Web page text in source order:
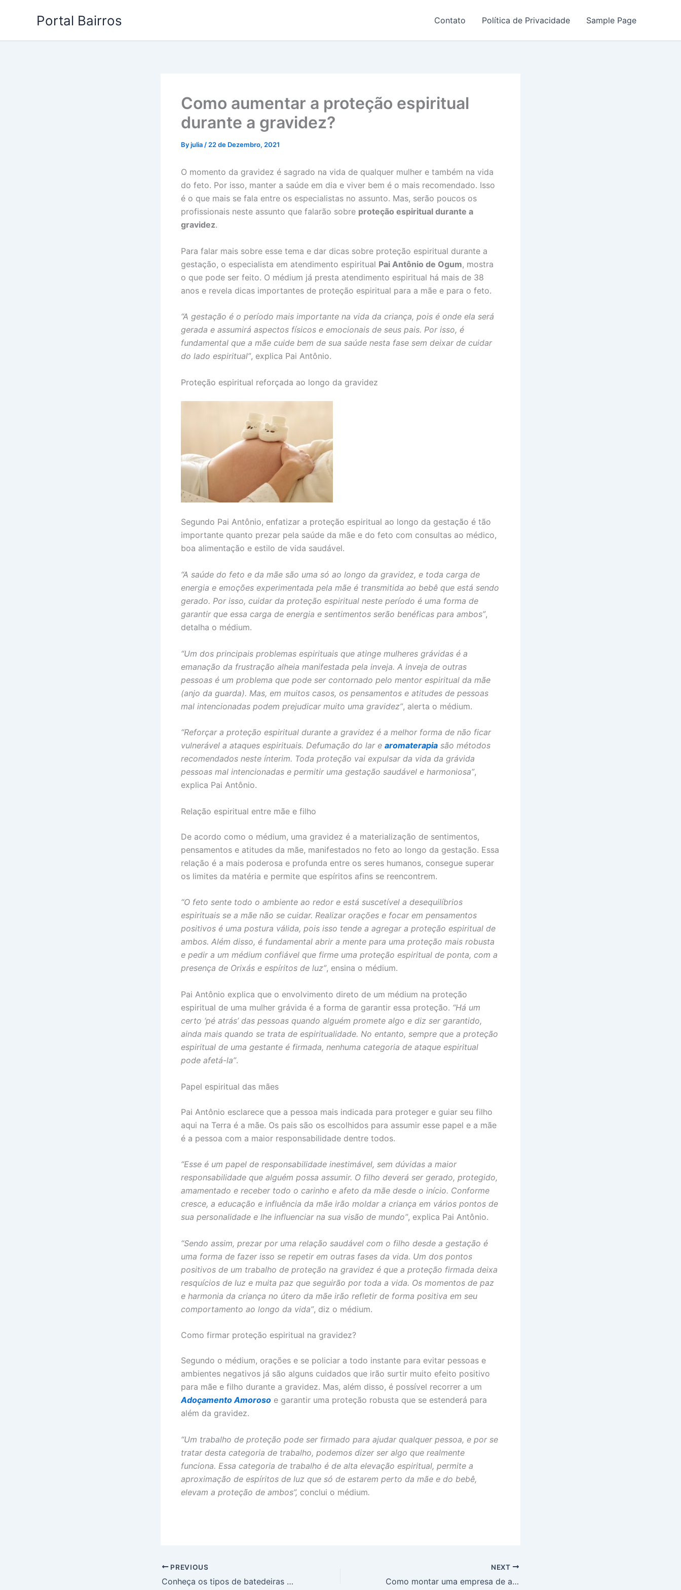
Portal Bairros Contato Política de Privacidade Sample Page
Como aumentar a proteção espiritual
durante a gravidez?
Byjulia / 22 de Dezembro, 2021
O momento da gravidez é sagrado na vida de qualquer mulher e também na vida
do feto. Por isso, manter a saúde em dia e viver bem é o mais recomendado. Isso
é o que mais se fala entre os especialistas no assunto. Mas, serão poucos os
profissionais neste assunto que falarão sobre proteção espiritual durante a
gravidez.
Para falar mais sobre esse tema e dar dicas sobre proteção espiritual durante a
gestação, o especialista em atendimento espiritual Pai Antônio de Ogum, mostra
o que pode ser feito. O médium já presta atendimento espiritual há mais de 38
anos e revela dicas importantes de proteção espiritual para a mãe e para o feto.
“A gestação é o período mais importante na vida da criança, pois é onde ela será
gerada e assumirá aspectos físicos e emocionais de seus pais. Por isso, é
fundamental que a mãe cuide bem de sua saúde nesta fase sem deixar de cuidar
do lado espiritual”, explica Pai Antônio.
Proteção espiritual reforçada ao longo da gravidez
Segundo Pai Antônio, enfatizar a proteção espiritual ao longo da gestação é tão
importante quanto prezar pela saúde da mãe e do feto com consultas ao médico,
boa alimentação e estilo de vida saudável.
“A saúde do feto e da mãe são uma só ao longo da gravidez, e toda carga de
energia e emoções experimentada pela mãe é transmitida ao bebê que está sendo
gerado. Por isso, cuidar da proteção espiritual neste período é uma forma de
garantir que essa carga de energia e sentimentos serão benéficas para ambos”,
detalha o médium.
“Um dos principais problemas espirituais que atinge mulheres grávidas é a
emanação da frustração alheia manifestada pela inveja. A inveja de outras
pessoas é um problema que pode ser contornado pelo mentor espiritual da mãe
(anjo da guarda). Mas, em muitos casos, os pensamentos e atitudes de pessoas
mal intencionadas podem prejudicar muito uma gravidez”, alerta o médium.
“Reforçar a proteção espiritual durante a gravidez é a melhor forma de não ficar
vulnerável a ataques espirituais. Defumação do lar e aromaterapia são métodos
recomendados neste ínterim. Toda proteção vai expulsar da vida da grávida
pessoas mal intencionadas e permitir uma gestação saudável e harmoniosa”,
explica Pai Antônio.
Relação espiritual entre mãe e filho
De acordo como o médium, uma gravidez é a materialização de sentimentos,
pensamentos e atitudes da mãe, manifestados no feto ao longo da gestação. Essa
relação é a mais poderosa e profunda entre os seres humanos, consegue superar
os limites da matéria e permite que espíritos afins se reencontrem.
“O feto sente todo o ambiente ao redor e está suscetível a desequilíbrios
espirituais se a mãe não se cuidar. Realizar orações e focar em pensamentos
positivos é uma postura válida, pois isso tende a agregar a proteção espiritual de
ambos. Além disso, é fundamental abrir a mente para uma proteção mais robusta
e pedir a um médium confiável que firme uma proteção espiritual de ponta, com a
presença de Orixás e espíritos de luz”, ensina o médium.
Pai Antônio explica que o envolvimento direto de um médium na proteção
espiritual de uma mulher grávida é a forma de garantir essa proteção. “Há um
certo ‘pé atrás’ das pessoas quando alguém promete algo e diz ser garantido,
ainda mais quando se trata de espiritualidade. No entanto, sempre que a proteção
espiritual de uma gestante é firmada, nenhuma categoria de ataque espiritual
pode afetá-la”.
Papel espiritual das mães
Pai Antônio esclarece que a pessoa mais indicada para proteger e guiar seu filho
aqui na Terra é a mãe. Os pais são os escolhidos para assumir esse papel e a mãe
é a pessoa com a maior responsabilidade dentre todos.
“Esse é um papel de responsabilidade inestimável, sem dúvidas a maior
responsabilidade que alguém possa assumir. O filho deverá ser gerado, protegido,
amamentado e receber todo o carinho e afeto da mãe desde o início. Conforme
cresce, a educação e influência da mãe irão moldar a criança em vários pontos de
sua personalidade e lhe influenciar na sua visão de mundo”, explica Pai Antônio.
“Sendo assim, prezar por uma relação saudável com o filho desde a gestação é
uma forma de fazer isso se repetir em outras fases da vida. Um dos pontos
positivos de um trabalho de proteção na gravidez é que a proteção firmada deixa
resquícios de luz e muita paz que seguirão por toda a vida. Os momentos de paz
e harmonia da criança no útero da mãe irão refletir de forma positiva em seu
comportamento ao longo da vida”, diz o médium.
Como firmar proteção espiritual na gravidez?
Segundo o médium, orações e se policiar a todo instante para evitar pessoas e
ambientes negativos já são alguns cuidados que irão surtir muito efeito positivo
para mãe e filho durante a gravidez. Mas, além disso, é possível recorrer a um
Adoçamento Amoroso e garantir uma proteção robusta que se estenderá para
além da gravidez.
“Um trabalho de proteção pode ser firmado para ajudar qualquer pessoa, e por se
tratar desta categoria de trabalho, podemos dizer ser algo que realmente
funciona. Essa categoria de trabalho é de alta elevação espiritual, permite a
aproximação de espíritos de luz que só de estarem perto da mãe e do bebê,
elevam a proteção de ambos”, conclui o médium.
PREVIOUS
Conheça os tipos de batedeiras e para que cada uma serve
NEXT
Como montar uma empresa de ambulância particular